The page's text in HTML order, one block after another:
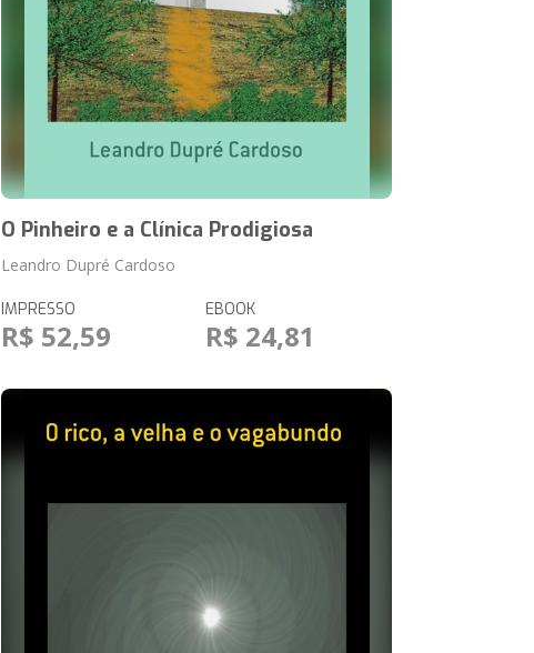
O Pinheiro e a Clínica Prodigiosa
Leandro Dupré Cardoso
IMPRESSO
R$ 52,59
EBOOK
R$ 24,81